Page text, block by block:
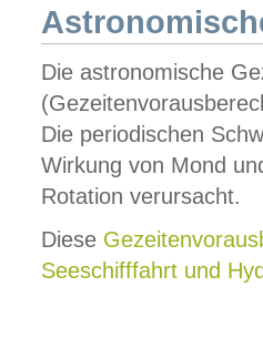
Die astronomische
Die periodischen
Wirkung von Mond
Rotation verursacht.
Diese
Seeschifffahrt und